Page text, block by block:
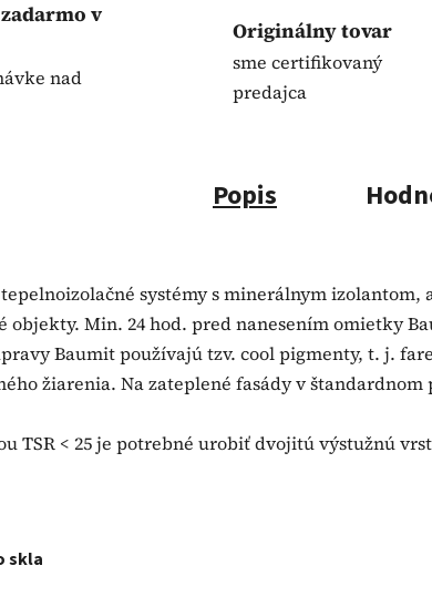
v
nad
Originálny tovar
sme certifikovaný
predajca
Popis
systémy s minerálnym
objekty. Min. 24 hod. pred nanesením omietky
Baumit používajú tzv. cool pigmenty, t. j.
žiarenia. Na zateplené fasády v
TSR < 25 je potrebné urobiť dvojitú výstužnú
skla